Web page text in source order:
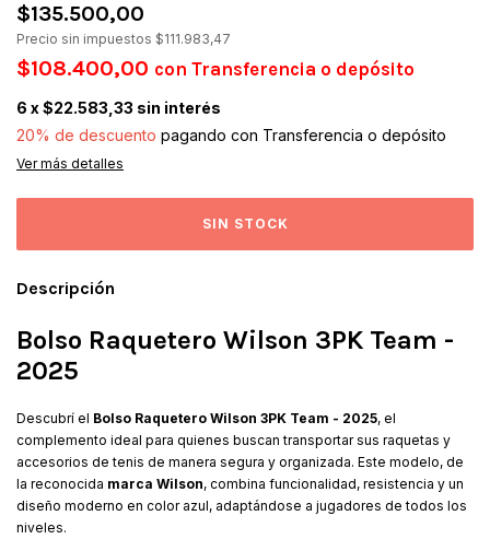
$135.500,00
Precio sin impuestos $111.983,47
$108.400,00 con Transferencia o depósito
6 x$22.583,33 sin interés
20% de descuento pagando con Transferencia o depósito
Ver más detalles
Descripción
Bolso Raquetero Wilson 3PK Team -
2025
Descubrí el Bolso Raquetero Wilson 3PK Team - 2025, el
complemento ideal para quienes buscan transportar sus raquetas y
accesorios de tenis de manera segura y organizada. Este modelo, de
la reconocida marca Wilson, combina funcionalidad, resistencia y un
diseño moderno en color azul, adaptándose a jugadores de todos los
niveles.